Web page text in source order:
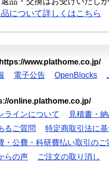
について詳しくはこちら
https://www.plathome.co.jp/
電子公告 OpenBlocks
online.plathome.co.jp/
ラインについて
見積書・
るご質問
特定商取引法に
・公費・科研費払い取引のご
らの声 ご注文の取り消し